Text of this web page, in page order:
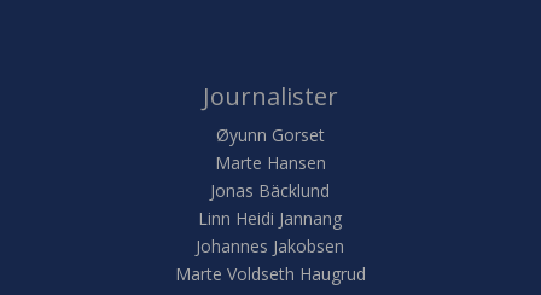
Journalister
Øyunn Gorset
Marte Hansen
Jonas Bäcklund
Linn Heidi Jannang
Johannes Jakobsen
Marte Voldseth Haugrud